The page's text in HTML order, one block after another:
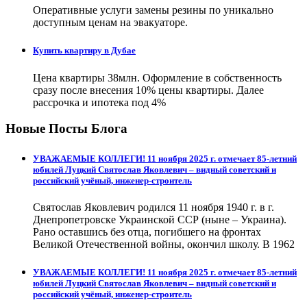
Оперативные услуги замены резины по уникально
доступным ценам на эвакуаторе.
Купить квартиру в Дубае
Цена квартиры 38млн. Оформление в собственность
сразу после внесения 10% цены квартиры. Далее
рассрочка и ипотека под 4%
Новые Посты Блога
УВАЖАЕМЫЕ КОЛЛЕГИ! 11 ноября 2025 г. отмечает 85-летний
юбилей Луцкий Святослав Яковлевич – видный советский и
российский учёный, инженер-строитель
Святослав Яковлевич родился 11 ноября 1940 г. в г.
Днепропетровске Украинской ССР (ныне – Украина).
Рано оставшись без отца, погибшего на фронтах
Великой Отечественной войны, окончил школу. В 1962
УВАЖАЕМЫЕ КОЛЛЕГИ! 11 ноября 2025 г. отмечает 85-летний
юбилей Луцкий Святослав Яковлевич – видный советский и
российский учёный, инженер-строитель